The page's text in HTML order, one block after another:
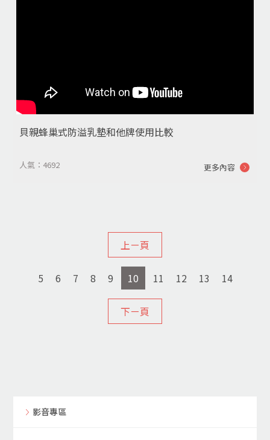
貝親蜂巢式防溢乳墊和他牌使用比較
人氣：4692 更多內容
上ㄧ頁
5 6 7 8 9 10 11 12 13 14
下ㄧ頁
影音專區